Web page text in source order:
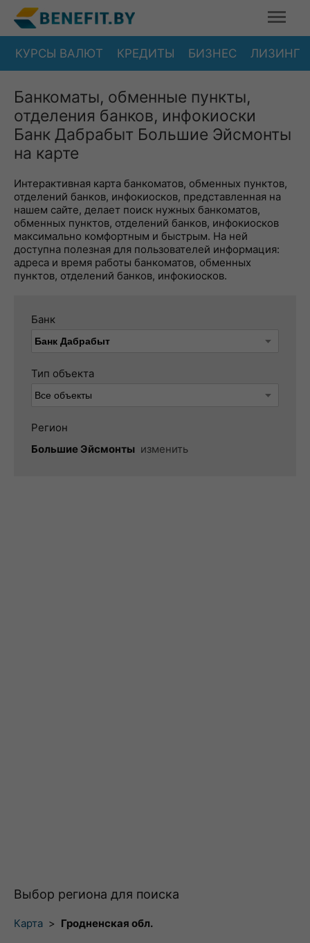
КУРСЫ ВАЛЮТ КРЕДИТЫ БИЗНЕС ЛИЗИНГ
Банкоматы, обменные пункты,
отделения банков, инфокиоски
Банк Дабрабыт Большие Эйсмонты
на карте
Интерактивная карта банкоматов, обменных пунктов,
отделений банков, инфокиосков, представленная на
нашем сайте, делает поиск нужных банкоматов,
обменных пунктов, отделений банков, инфокиосков
максимально комфортным и быстрым. На ней
доступна полезная для пользователей информация:
адреса и время работы банкоматов, обменных
пунктов, отделений банков, инфокиосков.
Банк
Тип объекта
Регион
Большие Эйсмонты изменить
Выбор региона для поиска
Карта > Гродненская обл.